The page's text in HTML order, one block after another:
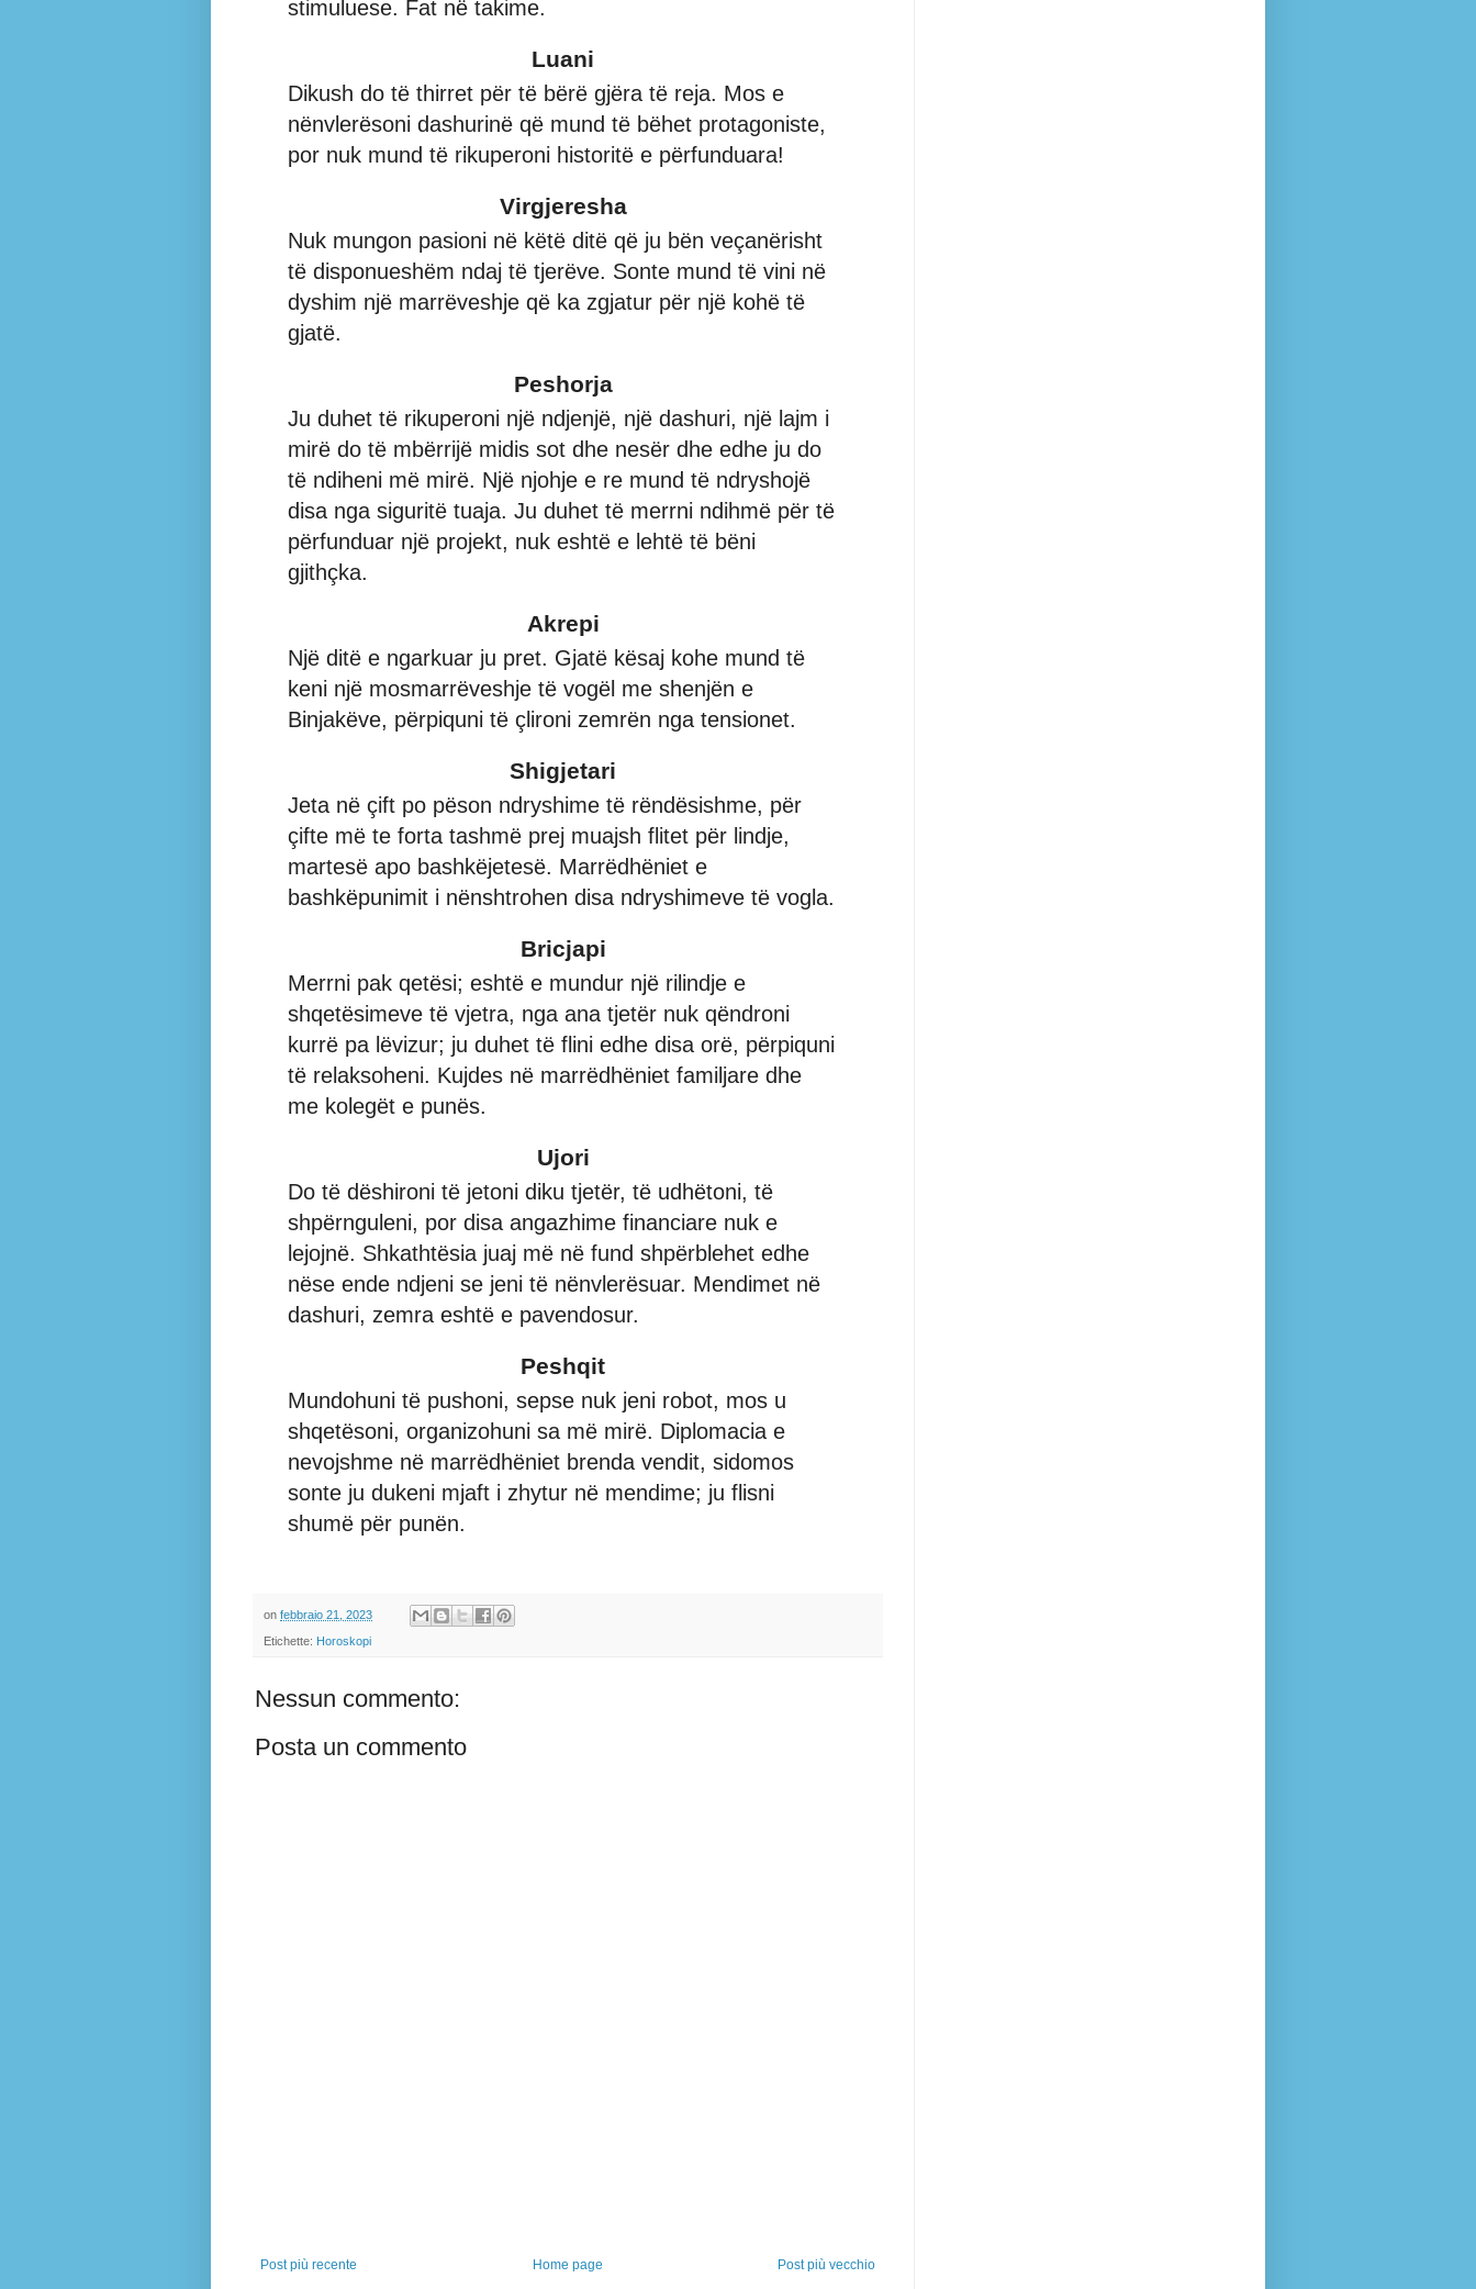
stimuluese. Fat në takime.
Luani
Dikush do të thirret për të bërë gjëra të reja. Mos e
nënvlerësoni dashurinë që mund të bëhet protagoniste,
por nuk mund të rikuperoni historitë e përfunduara!
Virgjeresha
Nuk mungon pasioni në këtë ditë që ju bën veçanërisht
të disponueshëm ndaj të tjerëve. Sonte mund të vini në
dyshim një marrëveshje që ka zgjatur për një kohë të
gjatë.
Peshorja
Ju duhet të rikuperoni një ndjenjë, një dashuri, një lajm i
mirë do të mbërrijë midis sot dhe nesër dhe edhe ju do
të ndiheni më mirë. Një njohje e re mund të ndryshojë
disa nga siguritë tuaja. Ju duhet të merrni ndihmë për të
përfunduar një projekt, nuk eshtë e lehtë të bëni
gjithçka.
Akrepi
Një ditë e ngarkuar ju pret. Gjatë kësaj kohe mund të
keni një mosmarrëveshje të vogël me shenjën e
Binjakëve, përpiquni të çlironi zemrën nga tensionet.
Shigjetari
Jeta në çift po pëson ndryshime të rëndësishme, për
çifte më te forta tashmë prej muajsh flitet për lindje,
martesë apo bashkëjetesë. Marrëdhëniet e
bashkëpunimit i nënshtrohen disa ndryshimeve të vogla.
Bricjapi
Merrni pak qetësi; eshtë e mundur një rilindje e
shqetësimeve të vjetra, nga ana tjetër nuk qëndroni
kurrë pa lëvizur; ju duhet të flini edhe disa orë, përpiquni
të relaksoheni. Kujdes në marrëdhëniet familjare dhe
me kolegët e punës.
Ujori
Do të dëshironi të jetoni diku tjetër, të udhëtoni, të
shpërnguleni, por disa angazhime financiare nuk e
lejojnë. Shkathtësia juaj më në fund shpërblehet edhe
nëse ende ndjeni se jeni të nënvlerësuar. Mendimet në
dashuri, zemra eshtë e pavendosur.
Peshqit
Mundohuni të pushoni, sepse nuk jeni robot, mos u
shqetësoni, organizohuni sa më mirë. Diplomacia e
nevojshme në marrëdhëniet brenda vendit, sidomos
sonte ju dukeni mjaft i zhytur në mendime; ju flisni
shumë për punën.
on febbraio 21, 2023
Etichette: Horoskopi
Nessun commento:
Posta un commento
Post più recente Post più vecchio
Home page